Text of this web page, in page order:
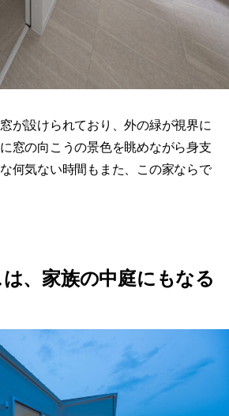
が設けられており、外の緑が視界に
窓の向こうの景色を眺めながら身支
何気ない時間もまた、この家ならで
、家族の中庭にもなる